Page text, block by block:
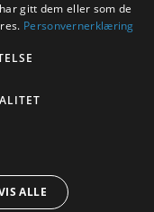
gitt dem eller som de
Personvernerklæring
ALLE